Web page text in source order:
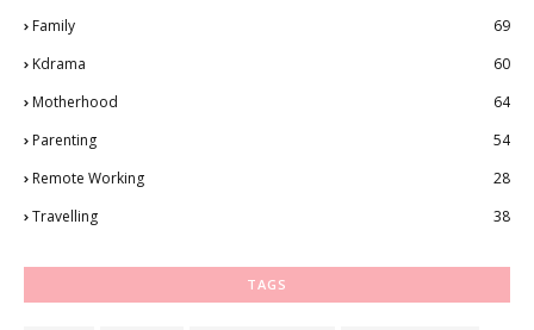
Family
69
Kdrama
60
Motherhood
64
Parenting
54
Remote Working
28
Travelling
38
TAGS